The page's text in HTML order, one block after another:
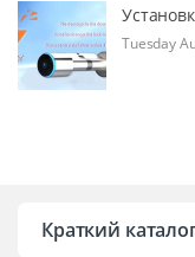
Tuesday
Краткий